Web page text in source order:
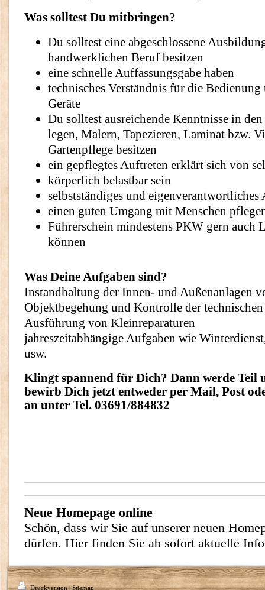
Was solltest Du mitbringen?
Du solltest eine abgeschlossene
handwerklichen Beruf besitzen
eine schnelle Auffassungsgabe haben
technisches Verständnis für die Bedienung
Geräte
Du solltest ausreichende Kenntnisse in
legen, Malern, Tapezieren, Laminat bzw.
Gartenpflege besitzen
ein gepflegtes Auftreten erklärt sich von
körperlich belastbar sein
selbstständiges und eigenverantwortliches
einen guten Umgang mit Menschen
Führerschein mindestens PKW gern auch
können
Was Deine Aufgaben sind?
Instandhaltung der Innen- und Außenanlagen
Objektbegehung und Kontrolle der
Ausführung von Kleinreparaturen
jahreszeitabhängige Aufgaben wie
usw.
Klingt spannend für Dich? Dann werde Teil
bewirb Dich jetzt entweder per Mail, Post
an unter Tel. 03691/884832
Neue Homepage online
Schön, dass wir Sie auf unserer neuen
dürfen. Hier finden Sie ab sofort aktuelle
Druckversion| Sitemap